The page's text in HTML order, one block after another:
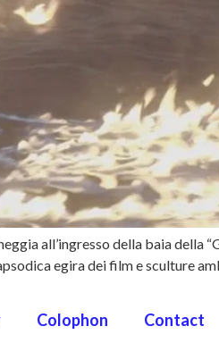
all’ingresso della baia della
egira dei film e sculture
Colophon Contact